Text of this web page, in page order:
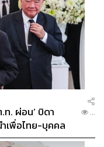
. ผ่อน’ บิดา
เพื่อไทย-บุคคล
...